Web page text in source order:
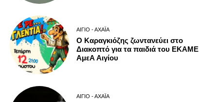
ΑΊΓΙΟ - ΑΧΑΪ́Α
Ο Καραγκιόζης ζωντανεύει στο
Διακοπτό για τα παιδιά του ΕΚΑΜΕ
ΑμεΑ Αιγίου
ΑΊΓΙΟ - ΑΧΑΪ́Α